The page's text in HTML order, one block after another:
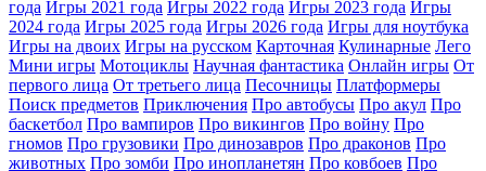
года Игры 2021 года Игры 2022 года Игры 2023 года Игры
2024 года Игры 2025 года Игры 2026 года Игры для ноутбука
Игры на двоих Игры на русском Карточная Кулинарные Лего
Мини игры Мотоциклы Научная фантастика Онлайн игры От
первого лица От третьего лица Песочницы Платформеры
Поиск предметов Приключения Про автобусы Про акул Про
баскетбол Про вампиров Про викингов Про войну Про
гномов Про грузовики Про динозавров Про драконов Про
животных Про зомби Про инопланетян Про ковбоев Про